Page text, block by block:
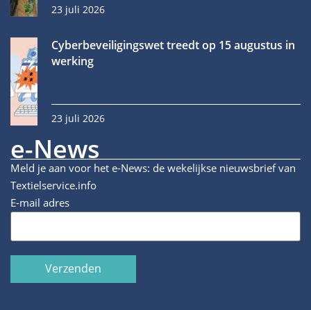
23 juli 2026
Cyberbeveiligingswet treedt op 15 augustus in
werking
23 juli 2026
e-News
Meld je aan voor het e-News: de wekelijkse nieuwsbrief van
Textielservice.info
E-mail adres
Verzenden